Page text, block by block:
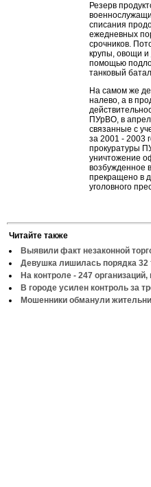
Резерв
списания
ежедневных
срочников.
крупы, овощи и
помощью
танковый
На самом же
налево, а в
ПУрВО, в
связанные с
за 2001 - 2003
прокуратуры
уничтожение
возбужденное
прекращено в
уголовного
Читайте также
Выявили факт незаконной
Девушка лишилась порядка
На контроле - 247
В городе усилен контроль за
Мошенники обманули